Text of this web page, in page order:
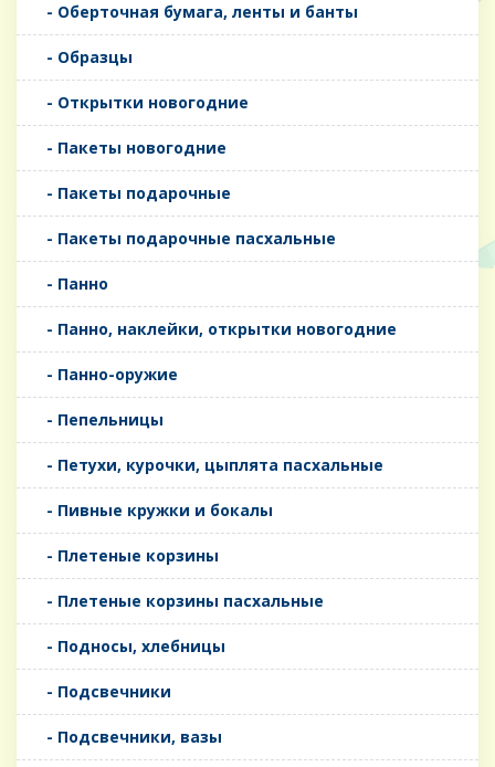
- Оберточная бумага, ленты и банты
- Образцы
- Открытки новогодние
- Пакеты новогодние
- Пакеты подарочные
- Пакеты подарочные пасхальные
- Панно
- Панно, наклейки, открытки новогодние
- Панно-оружие
- Пепельницы
- Петухи, курочки, цыплята пасхальные
- Пивные кружки и бокалы
- Плетеные корзины
- Плетеные корзины пасхальные
- Подносы, хлебницы
- Подсвечники
- Подсвечники, вазы